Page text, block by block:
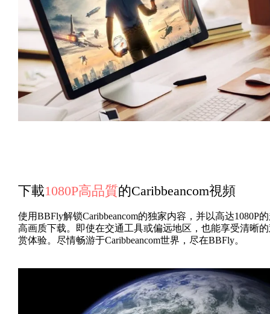
下載1080P高品質的Caribbeancom視頻
使用BBFly解锁Caribbeancom的独家内容，并以高达1080P
高画质下载。即使在交通工具或偏远地区，也能享受清晰
赏体验。尽情畅游于Caribbeancom世界，尽在BBFly。